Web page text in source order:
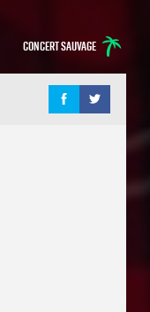
Concert sauvage